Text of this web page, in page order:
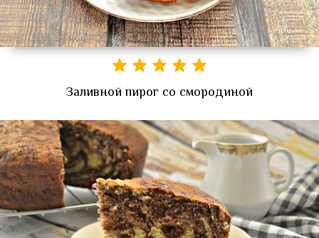
Заливной пирог со смородиной